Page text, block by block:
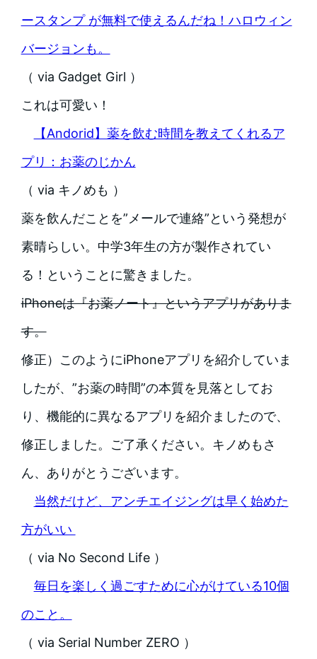
ースタンプ が無料で使えるんだね！ハロウィン
バージョンも。
（ via Gadget Girl ）
これは可愛い！
【Andorid】薬を飲む時間を教えてくれるア
プリ：お薬のじかん
（ via キノめも ）
薬を飲んだことを”メールで連絡”という発想が
素晴らしい。中学3年生の方が製作されてい
る！ということに驚きました。
iPhoneは『お薬ノート』というアプリがありま
す。
修正）このようにiPhoneアプリを紹介していま
したが、”お薬の時間”の本質を見落としてお
り、機能的に異なるアプリを紹介ましたので、
修正しました。ご了承ください。キノめもさ
ん、ありがとうございます。
当然だけど、アンチエイジングは早く始めた
方がいい
（ via No Second Life ）
毎日を楽しく過ごすために心がけている10個
のこと。
（ via Serial Number ZERO ）